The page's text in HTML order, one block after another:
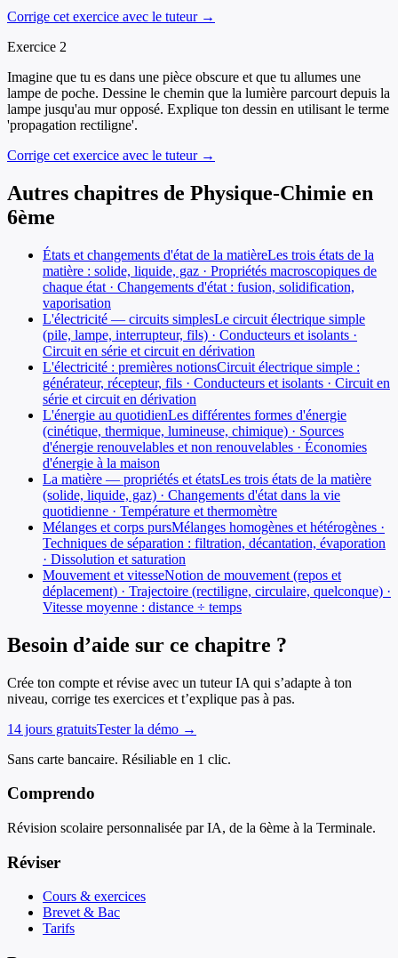
Corrige cet exercice avec le tuteur →
Exercice 2
Imagine que tu es dans une pièce obscure et que tu allumes une
lampe de poche. Dessine le chemin que la lumière parcourt depuis la
lampe jusqu'au mur opposé. Explique ton dessin en utilisant le terme
'propagation rectiligne'.
Corrige cet exercice avec le tuteur →
Autres chapitres de Physique-Chimie en
6ème
États et changements d'état de la matièreLes trois états de la
matière : solide, liquide, gaz · Propriétés macroscopiques de
chaque état · Changements d'état : fusion, solidification,
vaporisation
L'électricité — circuits simplesLe circuit électrique simple
(pile, lampe, interrupteur, fils) · Conducteurs et isolants ·
Circuit en série et circuit en dérivation
L'électricité : premières notionsCircuit électrique simple :
générateur, récepteur, fils · Conducteurs et isolants · Circuit en
série et circuit en dérivation
L'énergie au quotidienLes différentes formes d'énergie
(cinétique, thermique, lumineuse, chimique) · Sources
d'énergie renouvelables et non renouvelables · Économies
d'énergie à la maison
La matière — propriétés et étatsLes trois états de la matière
(solide, liquide, gaz) · Changements d'état dans la vie
quotidienne · Température et thermomètre
Mélanges et corps pursMélanges homogènes et hétérogènes ·
Techniques de séparation : filtration, décantation, évaporation
· Dissolution et saturation
Mouvement et vitesseNotion de mouvement (repos et
déplacement) · Trajectoire (rectiligne, circulaire, quelconque) ·
Vitesse moyenne : distance ÷ temps
Besoin d’aide sur ce chapitre ?
Crée ton compte et révise avec un tuteur IA qui s’adapte à ton
niveau, corrige tes exercices et t’explique pas à pas.
14 jours gratuitsTester la démo →
Sans carte bancaire. Résiliable en 1 clic.
Comprendo
Révision scolaire personnalisée par IA, de la 6ème à la Terminale.
Réviser
Cours & exercices
Brevet & Bac
Tarifs